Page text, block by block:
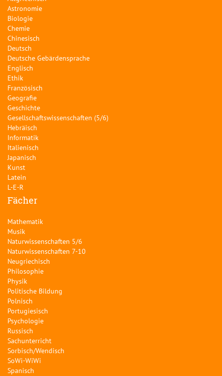
Astronomie
Biologie
Chemie
Chinesisch
Deutsch
Deutsche Gebärdensprache
Englisch
Ethik
Französisch
Geografie
Geschichte
Gesellschaftswissenschaften (5/6)
Hebräisch
Informatik
Italienisch
Japanisch
Kunst
Latein
L-E-R
Fächer
Mathematik
Musik
Naturwissenschaften 5/6
Naturwissenschaften 7-10
Neugriechisch
Philosophie
Physik
Politische Bildung
Polnisch
Portugiesisch
Psychologie
Russisch
Sachunterricht
Sorbisch/Wendisch
SoWi-WiWi
Spanisch